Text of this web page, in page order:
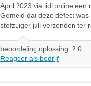
April 2023 via lidl online een
Gemeld dat deze defect
stofzuiger juli verzenden ter
beoordeling oplossing: 2.0
Reageer als bedrijf